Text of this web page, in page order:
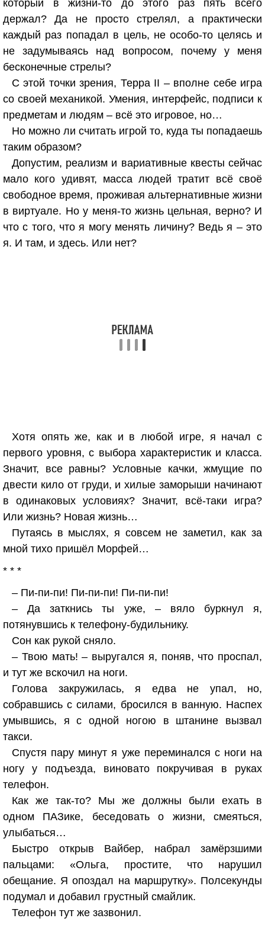
который в жизни-то до этого раз пять всего
держал? Да не просто стрелял, а практически
каждый раз попадал в цель, не особо-то целясь и
не задумываясь над вопросом, почему у меня
бесконечные стрелы?
С этой точки зрения, Терра II – вполне себе игра
со своей механикой. Умения, интерфейс, подписи к
предметам и людям – всё это игровое, но…
Но можно ли считать игрой то, куда ты попадаешь
таким образом?
Допустим, реализм и вариативные квесты сейчас
мало кого удивят, масса людей тратит всё своё
свободное время, проживая альтернативные жизни
в виртуале. Но у меня-то жизнь цельная, верно? И
что с того, что я могу менять личину? Ведь я – это
я. И там, и здесь. Или нет?
Хотя опять же, как и в любой игре, я начал с
первого уровня, с выбора характеристик и класса.
Значит, все равны? Условные качки, жмущие по
двести кило от груди, и хилые заморыши начинают
в одинаковых условиях? Значит, всё-таки игра?
Или жизнь? Новая жизнь…
Путаясь в мыслях, я совсем не заметил, как за
мной тихо пришёл Морфей…
* * *
– Пи-пи-пи! Пи-пи-пи! Пи-пи-пи!
– Да заткнись ты уже, – вяло буркнул я,
потянувшись к телефону-будильнику.
Сон как рукой сняло.
– Твою мать! – выругался я, поняв, что проспал,
и тут же вскочил на ноги.
Голова закружилась, я едва не упал, но,
собравшись с силами, бросился в ванную. Наспех
умывшись, я с одной ногою в штанине вызвал
такси.
Спустя пару минут я уже переминался с ноги на
ногу у подъезда, виновато покручивая в руках
телефон.
Как же так-то? Мы же должны были ехать в
одном ПАЗике, беседовать о жизни, смеяться,
улыбаться…
Быстро открыв Вайбер, набрал замёрзшими
пальцами: «Ольга, простите, что нарушил
обещание. Я опоздал на маршрутку». Полсекунды
подумал и добавил грустный смайлик.
Телефон тут же зазвонил.